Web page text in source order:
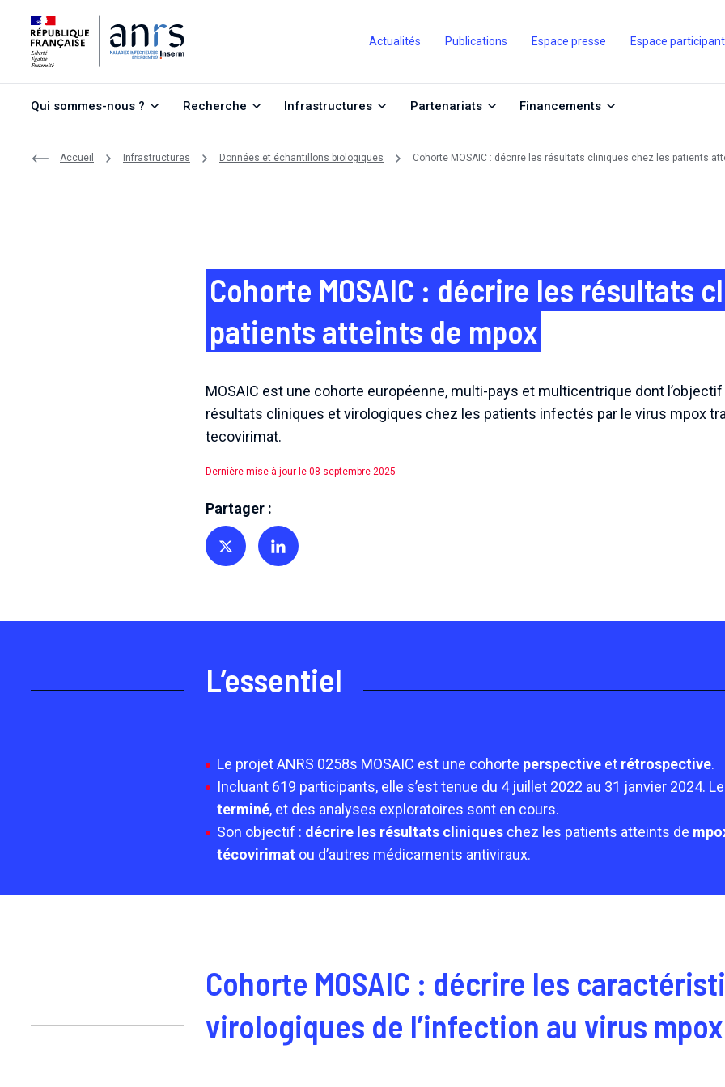
Actualités Publications Espace presse Espace
Qui sommes-nous ? Recherche Infrastructures Partenariats Financements
Accueil Infrastructures Données et échantillons biologiques Cohorte MOSAIC : décrire les résultats cliniques chez les patients
Cohorte MOSAIC : décrire les résultats
patients atteints de mpox
MOSAIC est une cohorte européenne, multi-pays et multicentrique dont
résultats cliniques et virologiques chez les patients infectés par le virus mpox
tecovirimat.
Dernière mise à jour le 08 septembre 2025
Partager :
Partager sur TwitterPartager sur Linkedin
L’essentiel
Le projet ANRS 0258s MOSAIC est une cohorte perspective et rétrospective.
Incluant 619 participants, elle s’est tenue du 4 juillet 2022 au 31 janvier 2024.
terminé, et des analyses exploratoires sont en cours.
Son objectif : décrire les résultats cliniques chez les patients atteints de
técovirimat ou d’autres médicaments antiviraux.
Cohorte MOSAIC : décrire les
virologiques de l’infection au virus mpox